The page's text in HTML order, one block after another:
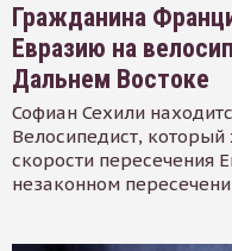
Гражданина
Евразию на
Дальнем Востоке
Софиан Сехили
Велосипедист, который
скорости пересечения
незаконном